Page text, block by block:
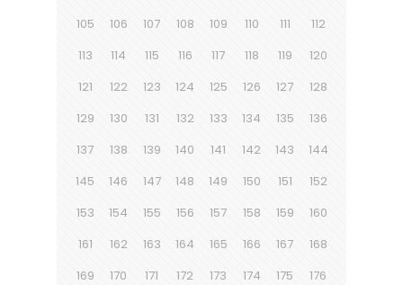
105
106 107 108 109 110 111
112
113
114 115 116 117 118 119
120
121
122 123 124 125 126 127
128
129
130 131 132 133 134 135
136
137
138 139 140 141 142 143
144
145
146 147 148 149 150 151
152
153
154 155 156 157 158 159
160
161
162 163 164 165 166 167
168
169
170 171 172 173 174 175
176